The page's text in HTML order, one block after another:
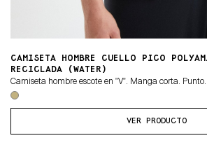
CAMISETA HOMBRE CUELLO PICO
RECICLADA (WATER)
Camiseta hombre escote en "V". Manga corta.
VER PRODUCTO